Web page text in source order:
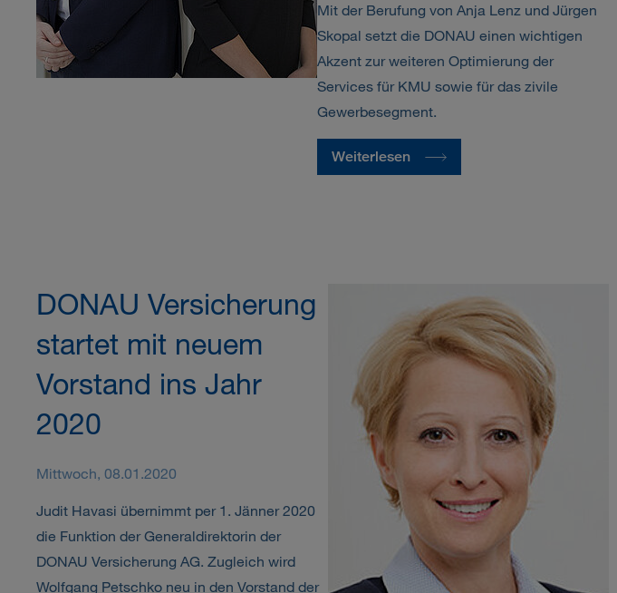
Mit der Berufung von Anja Lenz und Jürgen
Skopal setzt die DONAU einen wichtigen
Akzent zur weiteren Optimierung der
Services für KMU sowie für das zivile
Gewerbesegment.
Weiterlesen
DONAU Versicherung
startet mit neuem
Vorstand ins Jahr
2020
Mittwoch, 08.01.2020
Judit Havasi übernimmt per 1. Jänner 2020
die Funktion der Generaldirektorin der
DONAU Versicherung AG. Zugleich wird
Wolfgang Petschko neu in den Vorstand der